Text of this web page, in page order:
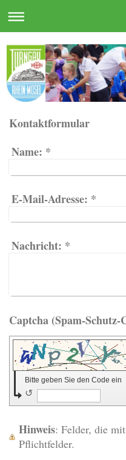
Kontaktformular
Name: *
E-Mail-Adresse: *
Nachricht: *
Bitte geben Sie den Code ein
↺
Hinweis : Felder, die mit
Pflichtfelder.